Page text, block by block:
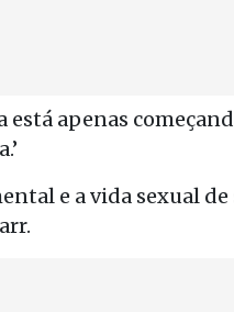
está apenas
e a vida sexual